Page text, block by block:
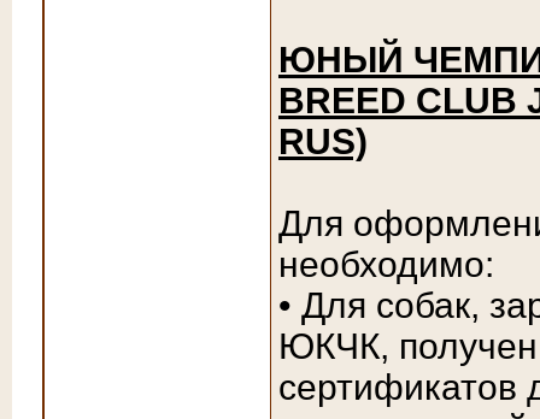
ЮНЫЙ
BREED CLUB
RUS)
Для
необходимо:
• Для собак,
ЮКЧК,
сертификатов